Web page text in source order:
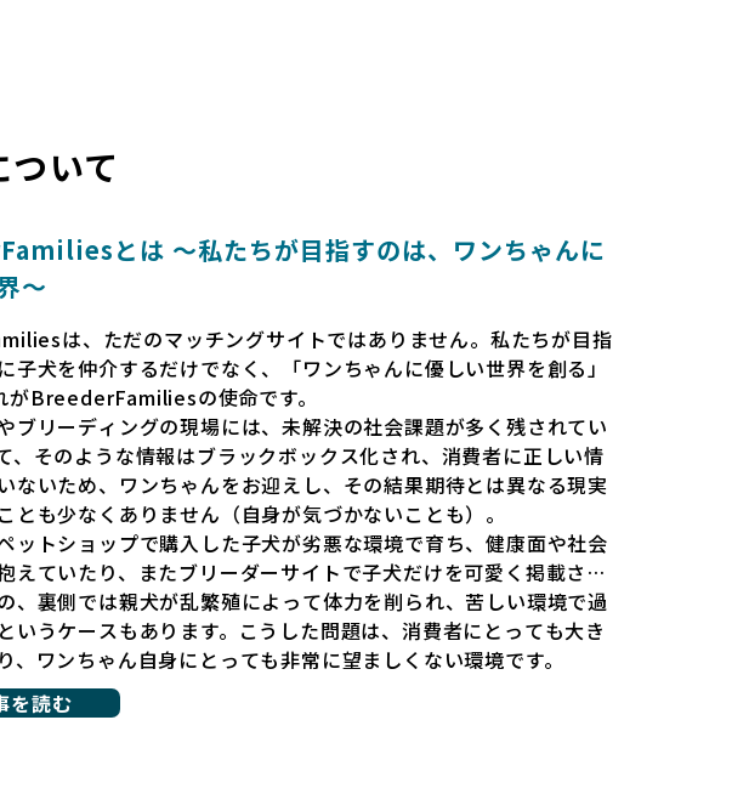
いて
とは 〜私たちが目指すのは、ワンちゃんに
〜
は、ただのマッチングサイトではありません。私たちが目指
子犬を仲介するだけでなく、「ワンちゃんに優しい世界を創る」
BreederFamiliesの使命です。
ブリーディングの現場には、未解決の社会課題が多く残されてい
、そのような情報はブラックボックス化され、消費者に正しい情
ないため、ワンちゃんをお迎えし、その結果期待とは異なる現実
とも少なくありません（自身が気づかないことも）。
ットショップで購入した子犬が劣悪な環境で育ち、健康面や社会
えていたり、またブリーダーサイトで子犬だけを可愛く掲載され
、裏側では親犬が乱繁殖によって体力を削られ、苦しい環境で過
いうケースもあります。こうした問題は、消費者にとっても大き
、ワンちゃん自身にとっても非常に望ましくない環境です。
私たちは正しい情報と安心して選べる場所を提供すべきだと考え
では、ワンちゃんを家族のように愛する「優良ブ
を読む